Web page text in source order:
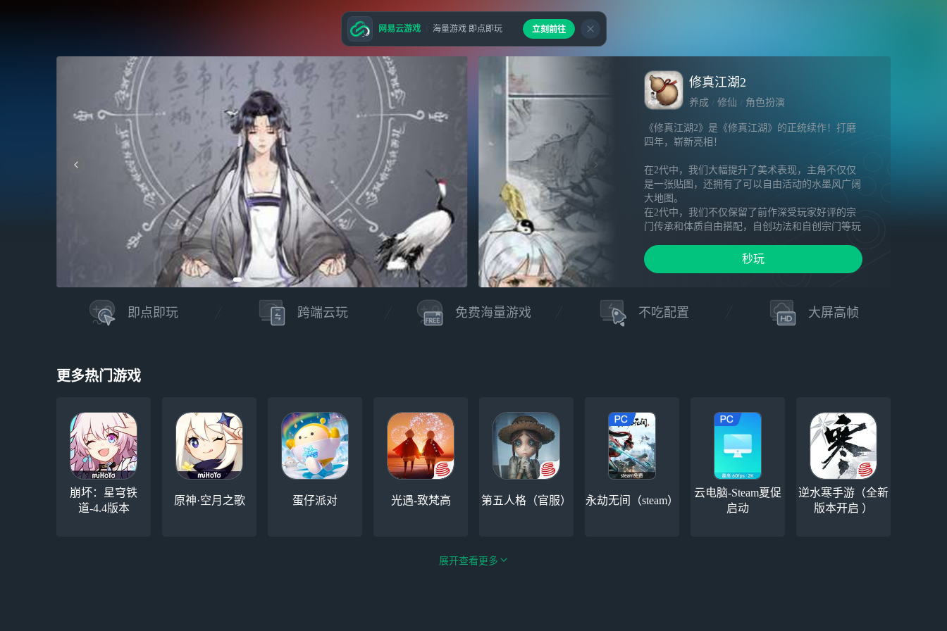
修真江湖2
养成 修仙 角色扮演
《修真江湖2》是《修真江湖》的正统续作！打磨
四年，崭新亮相！
在2代中，我们大幅提升了美术表现，主角不仅仅
是一张贴图，还拥有了可以自由活动的水墨风广阔
大地图。
在2代中，我们不仅保留了前作深受玩家好评的宗
门传承和体质自由搭配，自创功法和自创宗门等玩
《修真江湖2》一款水墨风放置类修真养成游戏，
幻的修真世界中，寻仙问道，纵横三界。
门，当道友达到一定境界后，可选择心仪的宗门加
入；有各种闲闻琐事，道友可倾听诸多修真界人士
的爱恨情仇，替他们完成任务获取奖励；有各种游
历事件，可结交道侣，完成挑战获取奖励。
【暗黑like装备系统】
炼器玩法打造出的装备，不仅基础属性更高，还有
概率出现增加各种属性的词条，词条的数量越多，
秒玩
即点即玩 跨端云玩 免费海量游戏 不吃配置 大屏高帧
更多热门游戏
崩坏：星穹铁
道-4.4版本
原神·空月之歌 蛋仔派对 光遇-致梵高 第五人格（官服） 永劫无间（steam）
云电脑-Steam夏促
启动
逆水寒手游（全新
版本开启 ）
展开查看更多
网易云游戏 海量游戏 即点即玩 立刻前往